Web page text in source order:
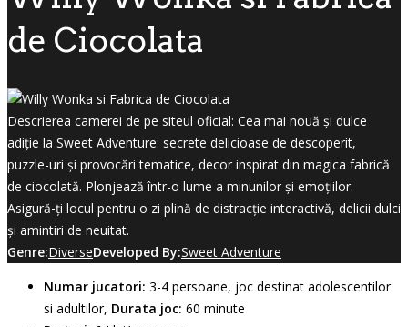
de Ciocolata
Descrierea camerei de pe siteul oficial: Cea mai nouă și dulce
adiție la Sweet Adventure: secrete delicioase de descoperit,
puzzle-uri și provocări tematice, decor inspirat din magica fabrică
de ciocolată. Plonjează într-o lume a minunilor și emoțiilor.
Asigură-ți locul pentru o zi plină de distracție interactivă, delicii dulci
și amintiri de neuitat.
Genre:DiverseDeveloped By:Sweet Adventure
Numar jucatori: 3-4 persoane, joc destinat adolescentilor
si adultilor, Durata joc: 60 minute